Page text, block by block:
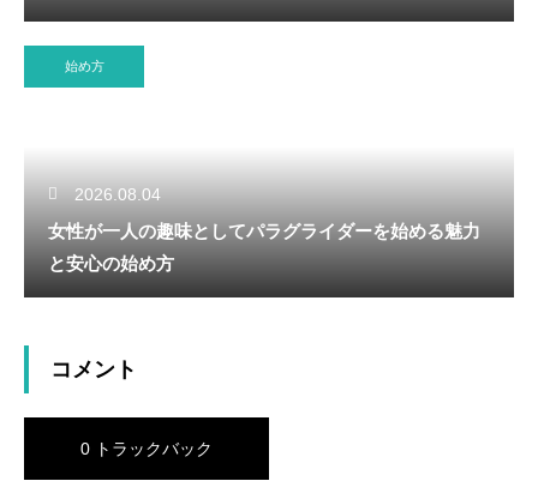
始め方
2026.08.04
女性が一人の趣味としてパラグライダーを始める魅力
と安心の始め方
コメント
0 トラックバック